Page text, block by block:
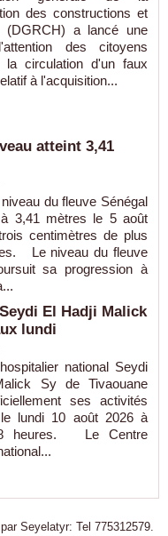
des constructions et
(DGRCH) a lancé une
des citoyens
la circulation d'un faux
à l'acquisition...
atteint 3,41
du fleuve Sénégal
3,41 mètres le 5 août
centimètres de plus
Le niveau du fleuve
sa progression à
El Hadji Malick
lundi
national Seydi
Sy de Tivaouane
ses activités
lundi 10 août 2026 à
heures. Le Centre
Seyelatyr: Tel 775312579.